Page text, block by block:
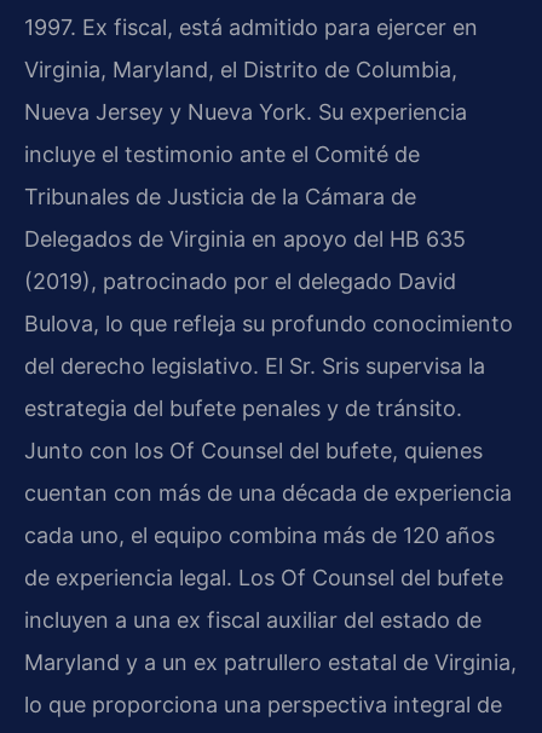
1997. Ex fiscal, está admitido para ejercer en
Virginia, Maryland, el Distrito de Columbia,
Nueva Jersey y Nueva York. Su experiencia
incluye el testimonio ante el Comité de
Tribunales de Justicia de la Cámara de
Delegados de Virginia en apoyo del HB 635
(2019), patrocinado por el delegado David
Bulova, lo que refleja su profundo conocimiento
del derecho legislativo. El Sr. Sris supervisa la
estrategia del bufete penales y de tránsito.
Junto con los Of Counsel del bufete, quienes
cuentan con más de una década de experiencia
cada uno, el equipo combina más de 120 años
de experiencia legal. Los Of Counsel del bufete
incluyen a una ex fiscal auxiliar del estado de
Maryland y a un ex patrullero estatal de Virginia,
lo que proporciona una perspectiva integral de